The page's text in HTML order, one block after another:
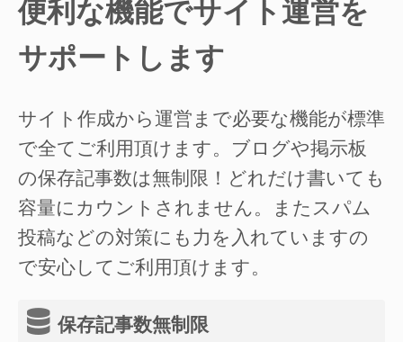
便利な機能でサイト運営を
サポートします
サイト作成から運営まで必要な機能が標準
で全てご利用頂けます。ブログや掲示板
の保存記事数は無制限！どれだけ書いても
容量にカウントされません。またスパム
投稿などの対策にも力を入れていますの
で安心してご利用頂けます。
保存記事数無制限